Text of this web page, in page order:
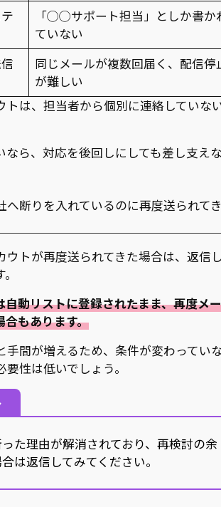
「◯◯サポート担当」としか書か
ていない
同じメールが複数回届く、配信停
が難しい
トは、担当者から個別に連絡していな
なら、対応を後回しにしても差し支え
へ断りを入れているのに再度送られて
ウトが再度送られてきた場合は、返信
自動リストに登録されたまま、再度メ
合もあります。
手間が増えるため、条件が変わってい
性は低いでしょう。
た理由が解消されており、再検討の余
は返信してみてください。